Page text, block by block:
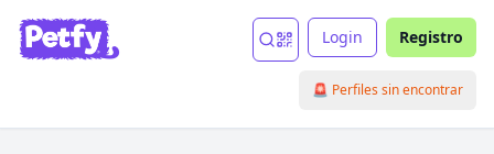
Login Registro
🚨 Perfiles sin encontrar